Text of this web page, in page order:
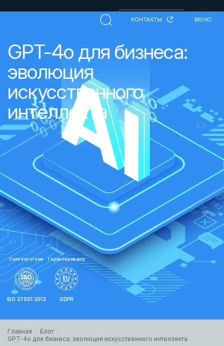
КОНТАКТЫ МЕНЮ
GPT-4o для бизнеса:
эволюция
искусственного
интеллекта
Соответствие
ISO 27001:2013
Гарантировано
GDPR
Главная
Блог
GPT-4o для бизнеса: эволюция искусственного интеллекта